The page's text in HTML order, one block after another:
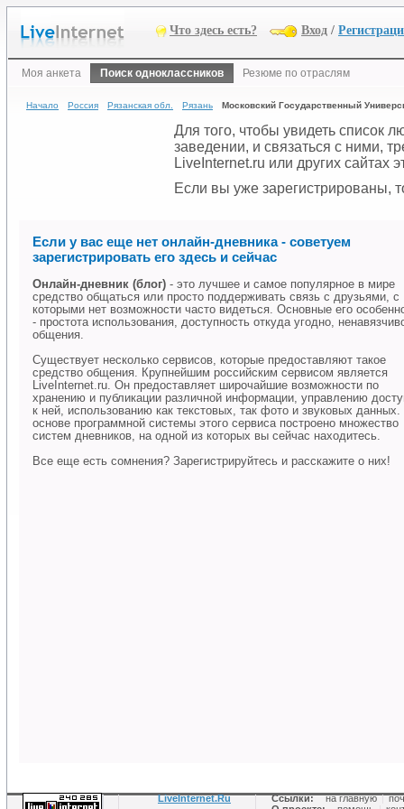
Что здесь есть? Вход /
Моя анкета Поиск одноклассников Резюме по отраслям
Начало Россия Рязанская обл. Рязань Московский Государственный
Для того, чтобы увидеть список
заведении, и связаться с ними,
LiveInternet.ru или других сайтах
Если вы уже зарегистрированы,
Если у вас еще нет онлайн-дневника - советуем
зарегистрировать его здесь и сейчас
Онлайн-дневник (блог) - это лучшее и самое популярное в мире
средство общаться или просто поддерживать связь с друзьями, с
которыми нет возможности часто видеться. Основные его
- простота использования, доступность откуда угодно,
общения.
Существует несколько сервисов, которые предоставляют такое
средство общения. Крупнейшим российским сервисом является
LiveInternet.ru. Он предоставляет широчайшие возможности по
хранению и публикации различной информации, управлению
к ней, использованию как текстовых, так фото и звуковых
основе программной системы этого сервиса построено множество
систем дневников, на одной из которых вы сейчас находитесь.
Все еще есть сомнения? Зарегистрируйтесь и расскажите о них!
LiveInternet.Ru Ссылки: на главную |